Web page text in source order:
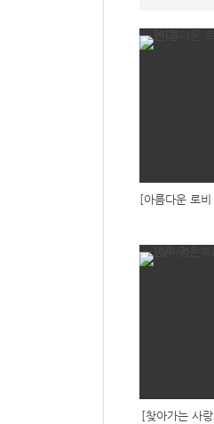
[아름다운 로
[찾아가는 사